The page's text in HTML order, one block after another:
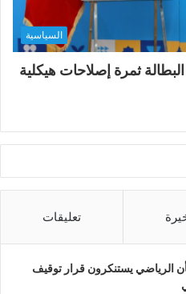
السياسية
ثمرة إصلاحات هيكلية
تعليقات
الرياضي يستنكرون قرار توقيف